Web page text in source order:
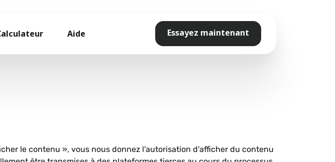
Aide Essayez maintenant
le contenu », vous nous donnez l'autorisation d'afficher du contenu